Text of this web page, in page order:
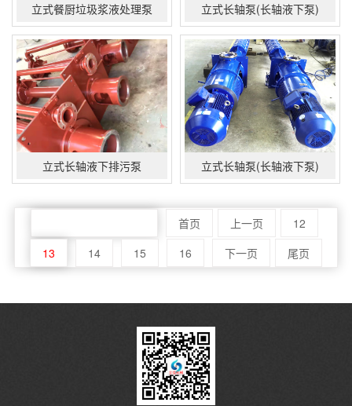
立式餐厨垃圾浆液处理泵 立式长轴泵(长轴液下泵)
立式长轴液下排污泵 立式长轴泵(长轴液下泵)
首页 上一页
12
13
14 15 16 下一页 尾页